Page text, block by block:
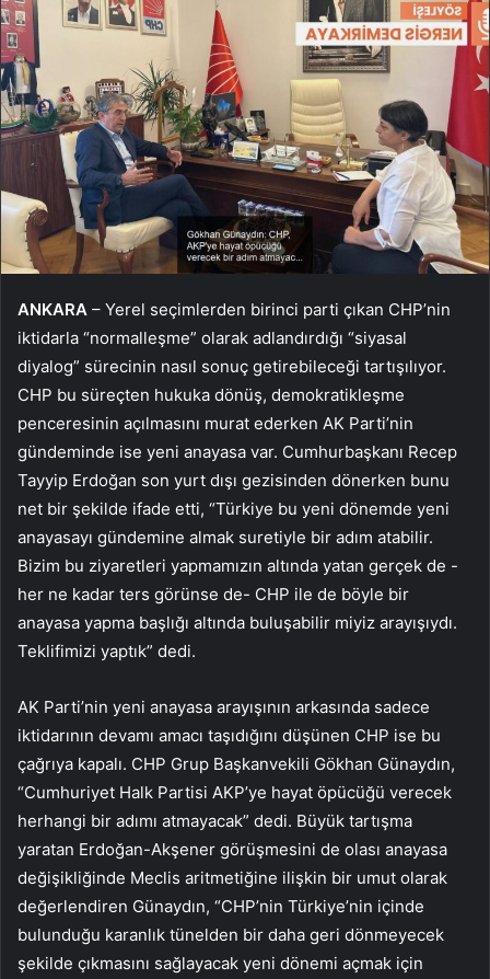
ANKARA – Yerel seçimlerden birinci parti çıkan CHP’nin
iktidarla “normalleşme” olarak adlandırdığı “siyasal
diyalog” sürecinin nasıl sonuç getirebileceği tartışılıyor.
CHP bu süreçten hukuka dönüş, demokratikleşme
penceresinin açılmasını murat ederken AK Parti’nin
gündeminde ise yeni anayasa var. Cumhurbaşkanı Recep
Tayyip Erdoğan son yurt dışı gezisinden dönerken bunu
net bir şekilde ifade etti, “Türkiye bu yeni dönemde yeni
anayasayı gündemine almak suretiyle bir adım atabilir.
Bizim bu ziyaretleri yapmamızın altında yatan gerçek de -
her ne kadar ters görünse de- CHP ile de böyle bir
anayasa yapma başlığı altında buluşabilir miyiz arayışıydı.
Teklifimizi yaptık” dedi.
AK Parti’nin yeni anayasa arayışının arkasında sadece
iktidarının devamı amacı taşıdığını düşünen CHP ise bu
çağrıya kapalı. CHP Grup Başkanvekili Gökhan Günaydın,
“Cumhuriyet Halk Partisi AKP’ye hayat öpücüğü verecek
herhangi bir adımı atmayacak” dedi. Büyük tartışma
yaratan Erdoğan-Akşener görüşmesini de olası anayasa
değişikliğinde Meclis aritmetiğine ilişkin bir umut olarak
değerlendiren Günaydın, “CHP’nin Türkiye’nin içinde
bulunduğu karanlık tünelden bir daha geri dönmeyecek
şekilde çıkmasını sağlayacak yeni dönemi açmak için